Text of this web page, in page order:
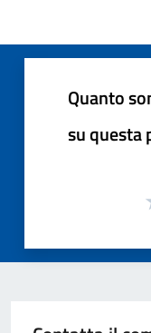
Quanto
su questa